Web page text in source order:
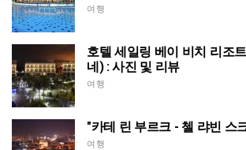
여행
호텔 세일링 베이 비치 리조
네) : 사진 및 리뷰
여행
"카테 린 부르크 - 첼 랴빈 스
여행